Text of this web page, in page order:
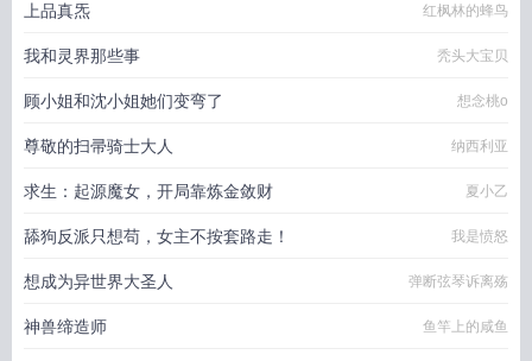
上品真炁 红枫林的蜂鸟
我和灵界那些事 秃头大宝贝
顾小姐和沈小姐她们变弯了 想念桃o
尊敬的扫帚骑士大人 纳西利亚
求生：起源魔女，开局靠炼金敛财 夏小乙
舔狗反派只想苟，女主不按套路走！ 我是愤怒
想成为异世界大圣人 弹断弦琴诉离殇
神兽缔造师 鱼竿上的咸鱼